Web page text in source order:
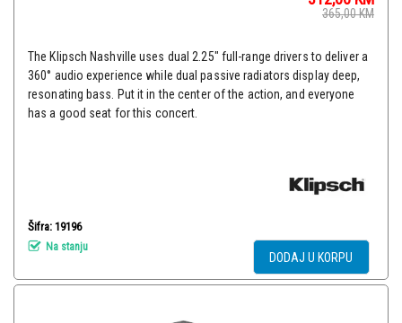
365,00KM
The Klipsch Nashville uses dual 2.25" full-range drivers to deliver a
360° audio experience while dual passive radiators display deep,
resonating bass. Put it in the center of the action, and everyone
has a good seat for this concert.
Šifra: 19196
Na stanju
DODAJ U KORPU